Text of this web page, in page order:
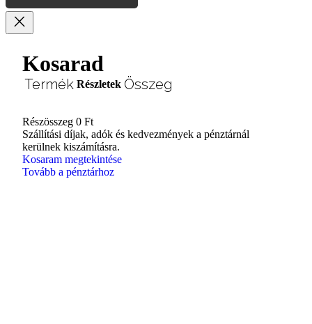
Kosarad
Termékek
a
kosárban
Termék Részletek Összeg
Részösszeg 0 Ft
Szállítási díjak, adók és kedvezmények a pénztárnál
kerülnek kiszámításra.
Kosaram megtekintése
Tovább a pénztárhoz